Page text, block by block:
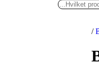
/